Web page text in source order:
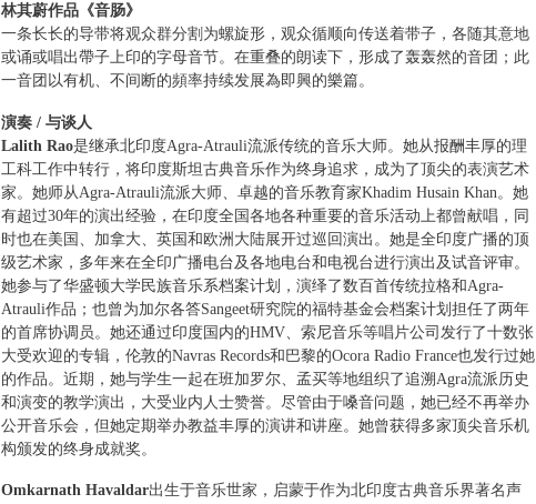
林其蔚作品《音肠》
一条长长的导带将观众群分割为螺旋形，观众循顺向传送着带子，各随其意地
或诵或唱出帶子上印的字母音节。在重叠的朗读下，形成了轰轰然的音团；此
一音团以有机、不间断的頻率持续发展為即興的樂篇。
演奏 / 与谈人
Lalith Rao是继承北印度Agra-Atrauli流派传统的音乐大师。她从报酬丰厚的理
工科工作中转行，将印度斯坦古典音乐作为终身追求，成为了顶尖的表演艺术
家。她师从Agra-Atrauli流派大师、卓越的音乐教育家Khadim Husain Khan。她
有超过30年的演出经验，在印度全国各地各种重要的音乐活动上都曾献唱，同
时也在美国、加拿大、英国和欧洲大陆展开过巡回演出。她是全印度广播的顶
级艺术家，多年来在全印广播电台及各地电台和电视台进行演出及试音评审。
她参与了华盛顿大学民族音乐系档案计划，演绎了数百首传统拉格和Agra-
Atrauli作品；也曾为加尔各答Sangeet研究院的福特基金会档案计划担任了两年
的首席协调员。她还通过印度国内的HMV、索尼音乐等唱片公司发行了十数张
大受欢迎的专辑，伦敦的Navras Records和巴黎的Ocora Radio France也发行过她
的作品。近期，她与学生一起在班加罗尔、孟买等地组织了追溯Agra流派历史
和演变的教学演出，大受业内人士赞誉。尽管由于嗓音问题，她已经不再举办
公开音乐会，但她定期举办教益丰厚的演讲和讲座。她曾获得多家顶尖音乐机
构颁发的终身成就奖。
Omkarnath Havaldar出生于音乐世家，启蒙于作为北印度古典音乐界著名声